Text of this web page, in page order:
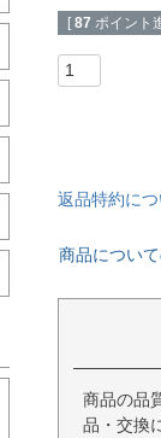
[ 87 ポイント
返品特約に
商品につい
商品の品
品・交換